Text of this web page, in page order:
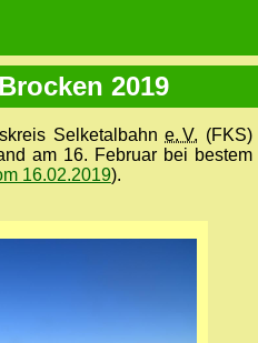
2019
Selketalbahne. V. (FKS)
am 16. Februar bei bestem
16.02.2019).